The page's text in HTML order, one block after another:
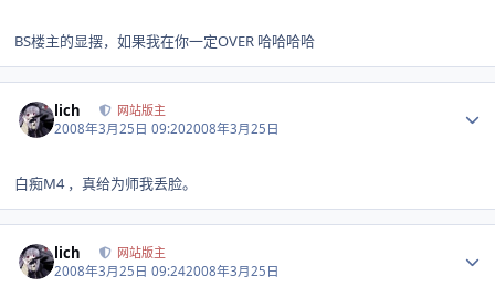
BS楼主的显摆，如果我在你一定OVER 哈哈哈哈
lich 网站版主
2008年3月25日 09:202008年3月25日
白痴M4 ，真给为师我丢脸。
lich 网站版主
2008年3月25日 09:242008年3月25日